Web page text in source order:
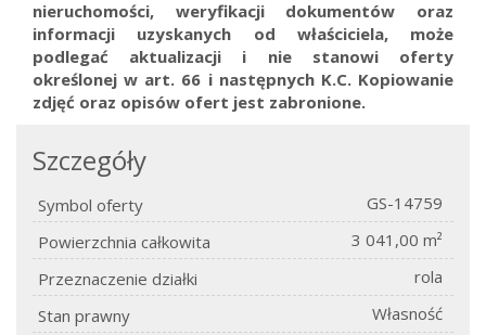
nieruchomości, weryfikacji dokumentów oraz
informacji uzyskanych od właściciela, może
podlegać aktualizacji i nie stanowi oferty
określonej w art. 66 i następnych K.C. Kopiowanie
zdjęć oraz opisów ofert jest zabronione.
Szczegóły
Symbol oferty
GS-14759
Powierzchnia całkowita
3 041,00 m²
Przeznaczenie działki
rola
Stan prawny
Własność